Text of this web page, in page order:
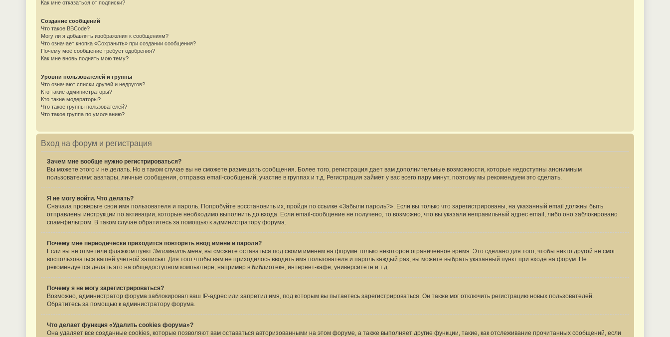
Как мне отказаться от подписки?
Создание сообщений
Что такое BBCode?
Могу ли я добавлять изображения к сообщениям?
Что означает кнопка «Сохранить» при создании сообщения?
Почему моё сообщение требует одобрения?
Как мне вновь поднять мою тему?
Уровни пользователей и группы
Что означают списки друзей и недругов?
Кто такие администраторы?
Кто такие модераторы?
Что такое группы пользователей?
Что такое группа по умолчанию?
Вход на форум и регистрация
Зачем мне вообще нужно регистрироваться?
Вы можете этого и не делать. Но в таком случае вы не сможете размещать сообщения. Более того, регистрация дает вам дополнительные возможности, которые недоступны анонимным
пользователям: аватары, личные сообщения, отправка email-сообщений, участие в группах и т.д. Регистрация займёт у вас всего пару минут, поэтому мы рекомендуем это сделать.
Я не могу войти. Что делать?
Сначала проверьте свои имя пользователя и пароль. Попробуйте восстановить их, пройдя по ссылке «Забыли пароль?». Если вы только что зарегистрированы, на указанный email должны быть
отправлены инструкции по активации, которые необходимо выполнить до входа. Если email-сообщение не получено, то возможно, что вы указали неправильный адрес email, либо оно заблокировано
спам-фильтром. В таком случае обратитесь за помощью к администратору форума.
Почему мне периодически приходится повторять ввод имени и пароля?
Если вы не отметили флажком пункт Запомнить меня, вы сможете оставаться под своим именем на форуме только некоторое ограниченное время. Это сделано для того, чтобы никто другой не смог
воспользоваться вашей учётной записью. Для того чтобы вам не приходилось вводить имя пользователя и пароль каждый раз, вы можете выбрать указанный пункт при входе на форум. Не
рекомендуется делать это на общедоступном компьютере, например в библиотеке, интернет-кафе, университете и т.д.
Почему я не могу зарегистрироваться?
Возможно, администратор форума заблокировал ваш IP-адрес или запретил имя, под которым вы пытаетесь зарегистрироваться. Он также мог отключить регистрацию новых пользователей.
Обратитесь за помощью к администратору форума.
Что делает функция «Удалить cookies форума»?
Она удаляет все созданные cookies, которые позволяют вам оставаться авторизованными на этом форуме, а также выполняет другие функции, такие, как отслеживание прочитанных сообщений, если